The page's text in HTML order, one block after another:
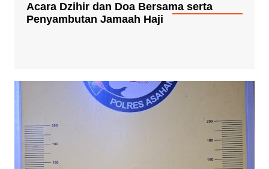
Acara Dzihir dan Doa Bersama serta
Penyambutan Jamaah Haji